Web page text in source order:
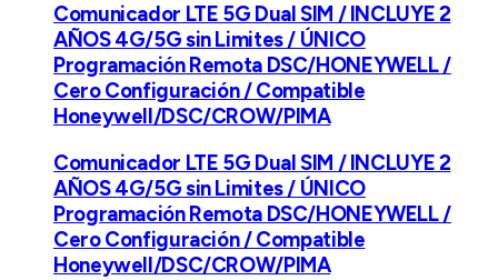
Comunicador LTE 5G Dual SIM / INCLUYE 2
AÑOS 4G/5G sin Limites / ÚNICO
Programación Remota DSC/HONEYWELL /
Cero Configuración / Compatible
Honeywell/DSC/CROW/PIMA
Comunicador LTE 5G Dual SIM / INCLUYE 2
AÑOS 4G/5G sin Limites / ÚNICO
Programación Remota DSC/HONEYWELL /
Cero Configuración / Compatible
Honeywell/DSC/CROW/PIMA